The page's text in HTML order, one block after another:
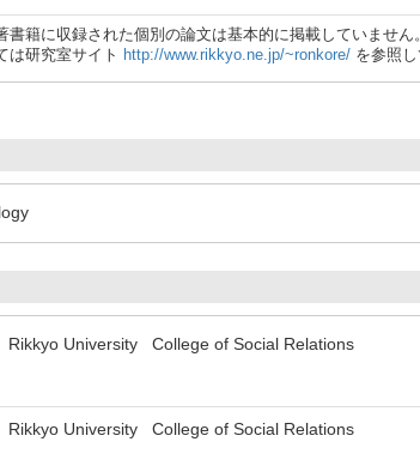
書籍に収録された個別の論文は基本的に掲載していません
は研究室サイト http://www.rikkyo.ne.jp/~ronkore/ を参照
Rikkyo University College of Social Relations
Rikkyo University College of Social Relations